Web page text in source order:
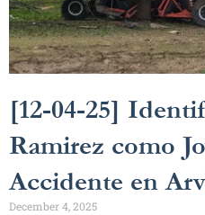
[12-04-25]
Ramirez como
Accidente en
December 4, 2025